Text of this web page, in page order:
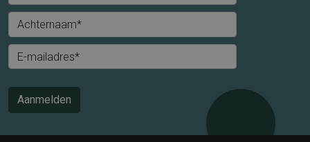
Achternaam*
E-mailadres*
Aanmelden